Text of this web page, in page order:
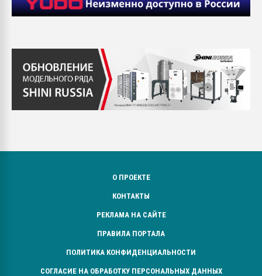
О ПРОЕКТЕ
КОНТАКТЫ
РЕКЛАМА НА САЙТЕ
ПРАВИЛА ПОРТАЛА
ПОЛИТИКА КОНФИДЕНЦИАЛЬНОСТИ
СОГЛАСИЕ НА ОБРАБОТКУ ПЕРСОНАЛЬНЫХ ДАННЫХ